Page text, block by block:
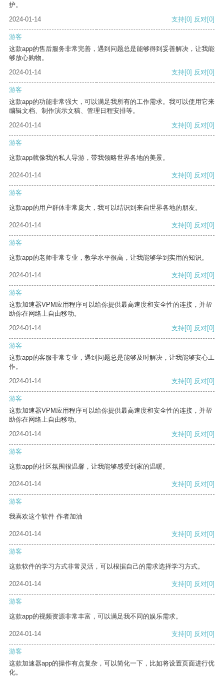
护。
2024-01-14
支持[0] 反对[0]
游客
这款app的售后服务非常完善，遇到问题总是能够得到妥善解决，让我能
够放心购物。
2024-01-14
支持[0] 反对[0]
游客
这款app的功能非常强大，可以满足我所有的工作需求。我可以使用它来
编辑文档、制作演示文稿、管理日程安排等。
2024-01-14
支持[0] 反对[0]
游客
这款app就像我的私人导游，带我领略世界各地的美景。
2024-01-14 支持[0] 反对[0]
游客
这款app的用户群体非常庞大，我可以结识到来自世界各地的朋友。
2024-01-14 支持[0] 反对[0]
游客
这款app的老师非常专业，教学水平很高，让我能够学到实用的知识。
2024-01-14 支持[0] 反对[0]
游客
这款加速器VPM应用程序可以给你提供最高速度和安全性的连接，并帮
助你在网络上自由移动。
2024-01-14
支持[0] 反对[0]
游客
这款app的客服非常专业，遇到问题总是能够及时解决，让我能够安心工
作。
2024-01-14
支持[0] 反对[0]
游客
这款加速器VPM应用程序可以给你提供最高速度和安全性的连接，并帮
助你在网络上自由移动。
2024-01-14
支持[0] 反对[0]
游客
这款app的社区氛围很温馨，让我能够感受到家的温暖。
2024-01-14 支持[0] 反对[0]
游客
我喜欢这个软件 作者加油
2024-01-14 支持[0] 反对[0]
游客
这款软件的学习方式非常灵活，可以根据自己的需求选择学习方式。
2024-01-14 支持[0] 反对[0]
游客
这款app的视频资源非常丰富，可以满足我不同的娱乐需求。
2024-01-14 支持[0] 反对[0]
游客
这款加速器app的操作有点复杂，可以简化一下，比如将设置页面进行优
化。